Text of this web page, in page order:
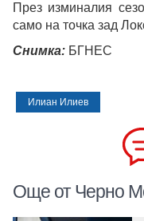
През изминалия
само на точка зад
Снимка: БГНЕС
Илиан Илиев
Още от Черно